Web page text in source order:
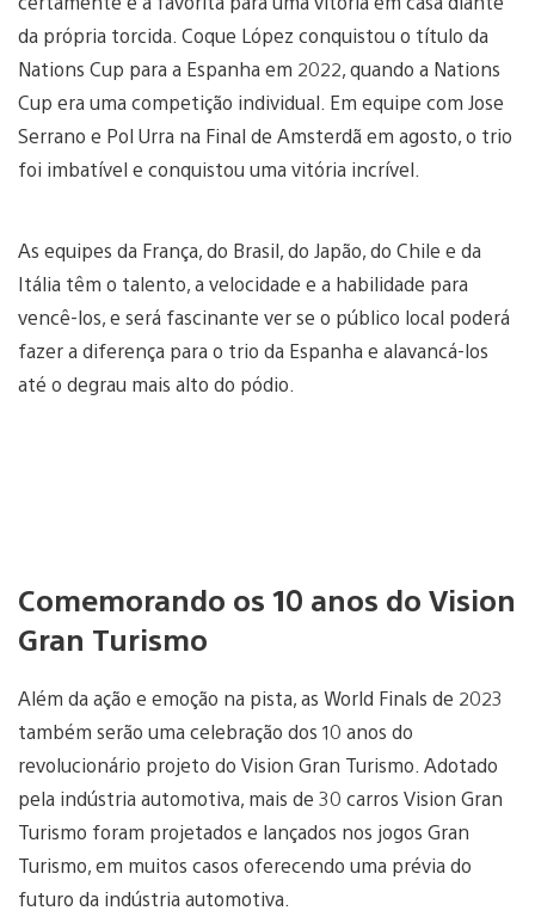
da própria torcida. Coque López conquistou o título da
Nations Cup para a Espanha em 2022, quando a Nations
Cup era uma competição individual. Em equipe com Jose
Serrano e Pol Urra na Final de Amsterdã em agosto, o trio
foi imbatível e conquistou uma vitória incrível.
As equipes da França, do Brasil, do Japão, do Chile e da
Itália têm o talento, a velocidade e a habilidade para
vencê-los, e será fascinante ver se o público local poderá
fazer a diferença para o trio da Espanha e alavancá-los
até o degrau mais alto do pódio.
Comemorando os 10 anos do Vision
Gran Turismo
Além da ação e emoção na pista, as World Finals de 2023
também serão uma celebração dos 10 anos do
revolucionário projeto do Vision Gran Turismo. Adotado
pela indústria automotiva, mais de 30 carros Vision Gran
Turismo foram projetados e lançados nos jogos Gran
Turismo, em muitos casos oferecendo uma prévia do
futuro da indústria automotiva.